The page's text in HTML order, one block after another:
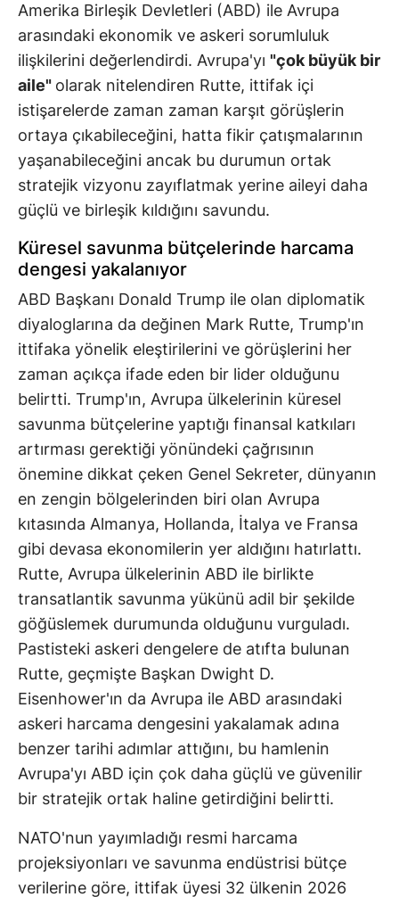
Amerika Birleşik Devletleri (ABD) ile Avrupa
arasındaki ekonomik ve askeri sorumluluk
ilişkilerini değerlendirdi. Avrupa'yı "çok büyük bir
aile" olarak nitelendiren Rutte, ittifak içi
istişarelerde zaman zaman karşıt görüşlerin
ortaya çıkabileceğini, hatta fikir çatışmalarının
yaşanabileceğini ancak bu durumun ortak
stratejik vizyonu zayıflatmak yerine aileyi daha
güçlü ve birleşik kıldığını savundu.
Küresel savunma bütçelerinde harcama
dengesi yakalanıyor
ABD Başkanı Donald Trump ile olan diplomatik
diyaloglarına da değinen Mark Rutte, Trump'ın
ittifaka yönelik eleştirilerini ve görüşlerini her
zaman açıkça ifade eden bir lider olduğunu
belirtti. Trump'ın, Avrupa ülkelerinin küresel
savunma bütçelerine yaptığı finansal katkıları
artırması gerektiği yönündeki çağrısının
önemine dikkat çeken Genel Sekreter, dünyanın
en zengin bölgelerinden biri olan Avrupa
kıtasında Almanya, Hollanda, İtalya ve Fransa
gibi devasa ekonomilerin yer aldığını hatırlattı.
Rutte, Avrupa ülkelerinin ABD ile birlikte
transatlantik savunma yükünü adil bir şekilde
göğüslemek durumunda olduğunu vurguladı.
Pastisteki askeri dengelere de atıfta bulunan
Rutte, geçmişte Başkan Dwight D.
Eisenhower'ın da Avrupa ile ABD arasındaki
askeri harcama dengesini yakalamak adına
benzer tarihi adımlar attığını, bu hamlenin
Avrupa'yı ABD için çok daha güçlü ve güvenilir
bir stratejik ortak haline getirdiğini belirtti.
NATO'nun yayımladığı resmi harcama
projeksiyonları ve savunma endüstrisi bütçe
verilerine göre, ittifak üyesi 32 ülkenin 2026